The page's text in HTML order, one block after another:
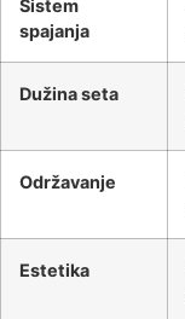
Sistem
spajanja
Dužina seta
Održavanje
Estetika